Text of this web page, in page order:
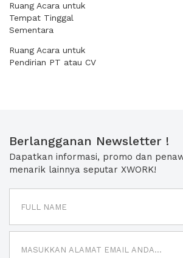
Ruang Acara untuk
Tempat Tinggal
Sementara
Ruang Acara untuk
Pendirian PT atau CV
Berlangganan Newsletter !
Dapatkan informasi, promo dan
menarik lainnya seputar XWORK!